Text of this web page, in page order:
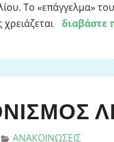
Το «επάγγελμα»
διαβάστε
ΑΝΑΚΟΙΝΩΣΕΙΣ